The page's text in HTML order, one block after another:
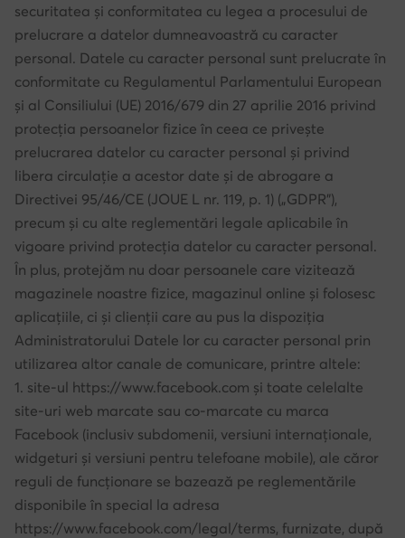
securitatea și conformitatea cu legea a procesului de
prelucrare a datelor dumneavoastră cu caracter
personal. Datele cu caracter personal sunt prelucrate în
conformitate cu Regulamentul Parlamentului European
și al Consiliului (UE) 2016/679 din 27 aprilie 2016 privind
protecția persoanelor fizice în ceea ce privește
prelucrarea datelor cu caracter personal și privind
libera circulație a acestor date și de abrogare a
Directivei 95/46/CE (JOUE L nr. 119, p. 1) („GDPR”),
precum și cu alte reglementări legale aplicabile în
vigoare privind protecția datelor cu caracter personal.
În plus, protejăm nu doar persoanele care vizitează
magazinele noastre fizice, magazinul online și folosesc
aplicațiile, ci și clienții care au pus la dispoziția
Administratorului Datele lor cu caracter personal prin
utilizarea altor canale de comunicare, printre altele:
1. site-ul https://www.facebook.com și toate celelalte
site-uri web marcate sau co-marcate cu marca
Facebook (inclusiv subdomenii, versiuni internaționale,
widgeturi și versiuni pentru telefoane mobile), ale căror
reguli de funcționare se bazează pe reglementările
disponibile în special la adresa
https://www.facebook.com/legal/terms, furnizate, după